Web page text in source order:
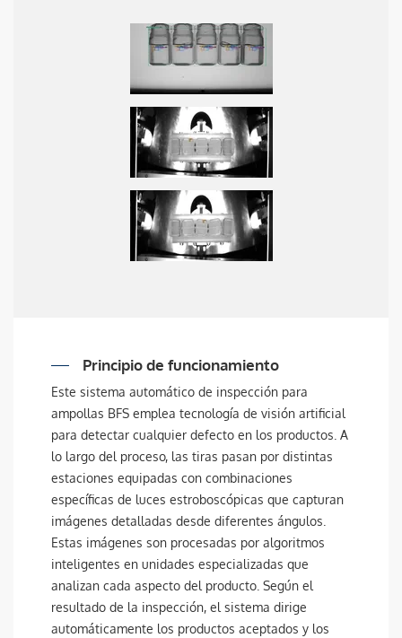
Principio de funcionamiento
Este sistema automático de inspección para
ampollas BFS emplea tecnología de visión artificial
para detectar cualquier defecto en los productos. A
lo largo del proceso, las tiras pasan por distintas
estaciones equipadas con combinaciones
específicas de luces estroboscópicas que capturan
imágenes detalladas desde diferentes ángulos.
Estas imágenes son procesadas por algoritmos
inteligentes en unidades especializadas que
analizan cada aspecto del producto. Según el
resultado de la inspección, el sistema dirige
automáticamente los productos aceptados y los